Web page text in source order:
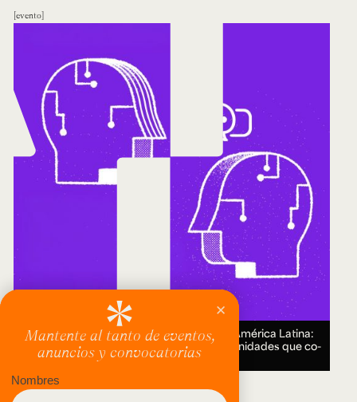
evento
Encuentro Humanidades Digitales en América Latina:
genealogías, conocimiento abierto y comunidades que co-
crean.18 AUG 2026.